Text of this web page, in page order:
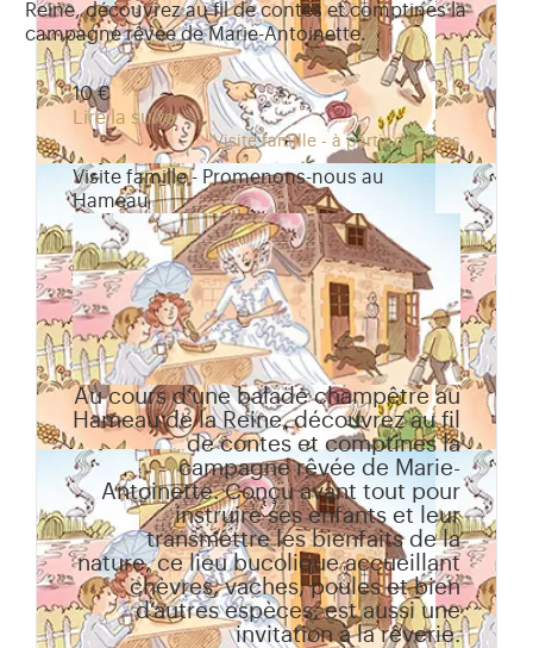
Reine, découvrez au fil de contes et comptines la
campagne rêvée de Marie-Antoinette.
10 €
Lire la suite
Visite famille - à partir de 3 ans
Visite famille - Promenons-nous au
Hameau
Au cours d’une balade champêtre au
Hameau de la Reine, découvrez au fil
de contes et comptines la
campagne rêvée de Marie-
Antoinette. Conçu avant tout pour
instruire ses enfants et leur
transmettre les bienfaits de la
nature, ce lieu bucolique accueillant
chèvres, vaches, poules et bien
d’autres espèces, est aussi une
invitation à la rêverie.